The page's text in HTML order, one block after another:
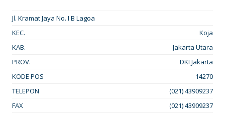
Jl. Kramat Jaya No. I B Lagoa
KEC.
Koja
KAB.
Jakarta Utara
PROV.
DKI Jakarta
KODE POS
14270
TELEPON
(021) 43909237
FAX
(021) 43909237